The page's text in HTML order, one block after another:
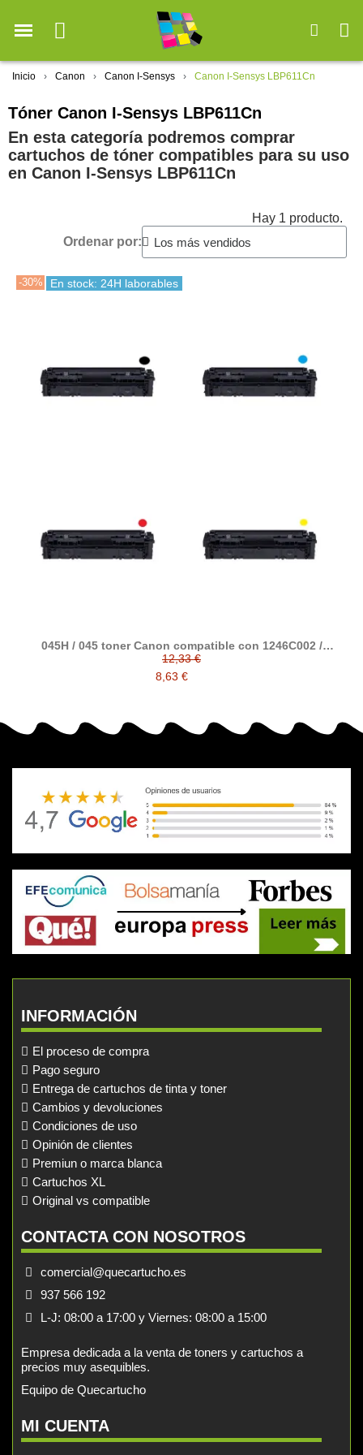
Inicio Canon Canon I-Sensys Canon I-Sensys LBP611Cn
Tóner Canon I-Sensys LBP611Cn
En esta categoría podremos comprar
cartuchos de tóner compatibles para su uso
en Canon I-Sensys LBP611Cn
Hay 1 producto.
Ordenar por:
-30% En stock: 24H laborables
045H / 045 toner Canon compatible con 1246C002 /
1245C002 / 1244C002 / 1243C002
12,33 €
8,63 €
INFORMACIÓN
El proceso de compra
Pago seguro
Entrega de cartuchos de tinta y toner
Cambios y devoluciones
Condiciones de uso
Opinión de clientes
Premiun o marca blanca
Cartuchos XL
Original vs compatible
CONTACTA CON NOSOTROS
comercial@quecartucho.es
937 566 192
L-J: 08:00 a 17:00 y Viernes: 08:00 a 15:00
Empresa dedicada a la venta de toners y cartuchos a
precios muy asequibles.
Equipo de Quecartucho
MI CUENTA